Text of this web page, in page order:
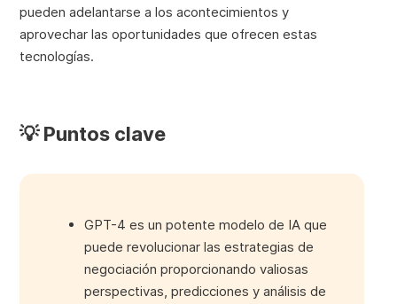
pueden adelantarse a los acontecimientos y
aprovechar las oportunidades que ofrecen estas
tecnologías.
💡 Puntos clave
GPT-4 es un potente modelo de IA que
puede revolucionar las estrategias de
negociación proporcionando valiosas
perspectivas, predicciones y análisis de